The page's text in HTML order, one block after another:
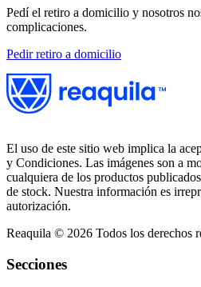
Pedí el retiro a domicilio y nosotros
complicaciones.
Pedir retiro a domicilio
El uso de este sitio web implica la
y Condiciones. Las imágenes son a
cualquiera de los productos
de stock. Nuestra información es
autorización.
Reaquila © 2026 Todos los derechos
Secciones